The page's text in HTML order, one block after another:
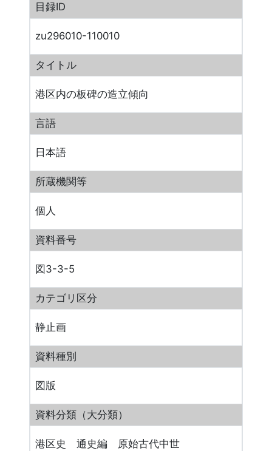
目録ID
zu296010-110010
タイトル
港区内の板碑の造立傾向
言語
日本語
所蔵機関等
個人
資料番号
図3-3-5
カテゴリ区分
静止画
資料種別
図版
資料分類（大分類）
港区史 通史編 原始古代中世